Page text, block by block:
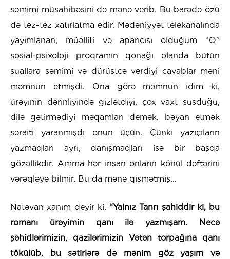
səmimi müsahibəsini də mənə verib. Bu barədə özü
də tez-tez xatırlatma edir. Mədəniyyət telekanalında
yayımlanan, müəllifi və aparıcısı olduğum “O”
sosial-psixoloji proqramın qonağı olanda bütün
suallara səmimi və dürüstcə verdiyi cavablar məni
məmnun etmişdi. Ona görə məmnun idim ki,
ürəyinin dərinliyində gizlətdiyi, çox vaxt susduğu,
dilə gətirmədiyi məqamları demək, bəyan etmək
şəraiti yaranmışdı onun üçün. Çünki yazıçıların
yazmaqları ayrı, danışmaqları isə bir başqa
gözəllikdir. Amma hər insan onların könül dəftərini
vərəqləyə bilmir. Bu da mənə qismətmiş...
Natəvan xanım deyir ki, “Yalnız Tanrı şahiddir ki, bu
romanı ürəyimin qanı ilə yazmışam. Necə
şəhidlərimizin, qazilərimizin Vətən torpağına qanı
tökülüb, bu sətirlərə də mənim göz yaşım və